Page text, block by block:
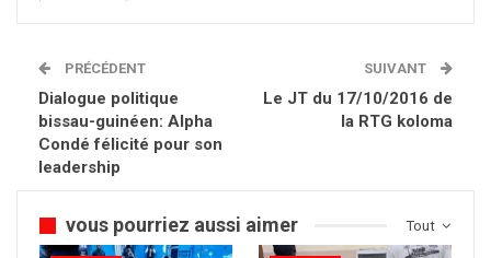
PRÉCÉDENT
Dialogue politique
bissau-guinéen: Alpha
Condé félicité pour son
leadership
SUIVANT
Le JT du 17/10/2016 de
la RTG koloma
Tout
vous pourriez aussi aimer